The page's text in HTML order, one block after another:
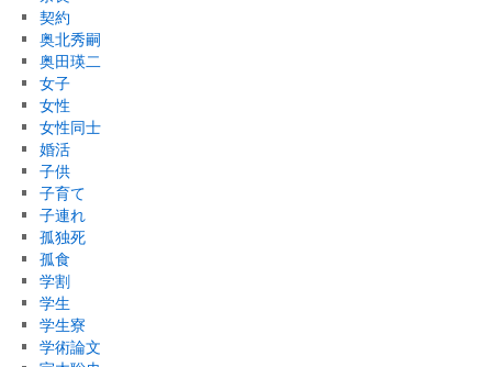
契約
奥北秀嗣
奥田瑛二
女子
女性
女性同士
婚活
子供
子育て
子連れ
孤独死
孤食
学割
学生
学生寮
学術論文